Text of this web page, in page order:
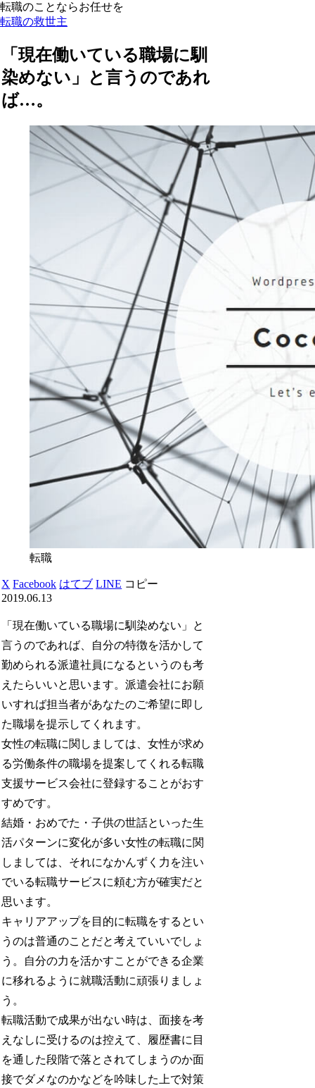
転職のことならお任せを
転職の救世主
「現在働いている職場に馴
染めない」と言うのであれ
ば…。
転職
X Facebook はてブ LINE コピー
2019.06.13
「現在働いている職場に馴染めない」と
言うのであれば、自分の特徴を活かして
勤められる派遣社員になるというのも考
えたらいいと思います。派遣会社にお願
いすれば担当者があなたのご希望に即し
た職場を提示してくれます。
女性の転職に関しましては、女性が求め
る労働条件の職場を提案してくれる転職
支援サービス会社に登録することがおす
すめです。
結婚・おめでた・子供の世話といった生
活パターンに変化が多い女性の転職に関
しましては、それになかんずく力を注い
でいる転職サービスに頼む方が確実だと
思います。
キャリアアップを目的に転職をするとい
うのは普通のことだと考えていいでしょ
う。自分の力を活かすことができる企業
に移れるように就職活動に頑張りましょ
う。
転職活動で成果が出ない時は、面接を考
えなしに受けるのは控えて、履歴書に目
を通した段階で落とされてしまうのか面
接でダメなのかなどを吟味した上で対策